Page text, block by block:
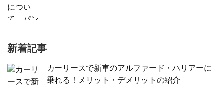
新着記事
カーリースで新車のアルファード・ハリアーに
乗れる！メリット・デメリットの紹介